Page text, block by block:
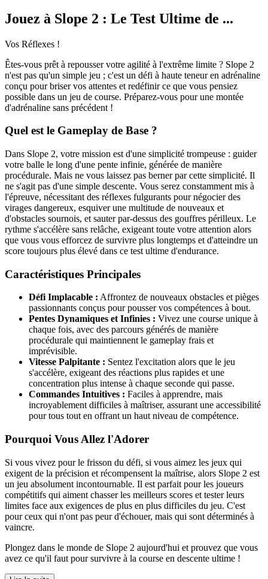
Jouez à Slope 2 : Le Test Ultime de ...
Vos Réflexes !
Êtes-vous prêt à repousser votre agilité à l'extrême limite ? Slope 2
n'est pas qu'un simple jeu ; c'est un défi à haute teneur en adrénaline
conçu pour briser vos attentes et redéfinir ce que vous pensiez
possible dans un jeu de course. Préparez-vous pour une montée
d'adrénaline sans précédent !
Quel est le Gameplay de Base ?
Dans Slope 2, votre mission est d'une simplicité trompeuse : guider
votre balle le long d'une pente infinie, générée de manière
procédurale. Mais ne vous laissez pas berner par cette simplicité. Il
ne s'agit pas d'une simple descente. Vous serez constamment mis à
l'épreuve, nécessitant des réflexes fulgurants pour négocier des
virages dangereux, esquiver une multitude de nouveaux et
d'obstacles sournois, et sauter par-dessus des gouffres périlleux. Le
rythme s'accélère sans relâche, exigeant toute votre attention alors
que vous vous efforcez de survivre plus longtemps et d'atteindre un
score toujours plus élevé dans ce test ultime d'endurance.
Caractéristiques Principales
Défi Implacable : Affrontez de nouveaux obstacles et pièges
passionnants conçus pour pousser vos compétences à bout.
Pentes Dynamiques et Infinies : Vivez une course unique à
chaque fois, avec des parcours générés de manière
procédurale qui maintiennent le gameplay frais et
imprévisible.
Vitesse Palpitante : Sentez l'excitation alors que le jeu
s'accélère, exigeant des réactions plus rapides et une
concentration plus intense à chaque seconde qui passe.
Commandes Intuitives : Faciles à apprendre, mais
incroyablement difficiles à maîtriser, assurant une accessibilité
pour tous tout en offrant un haut niveau de compétence.
Pourquoi Vous Allez l'Adorer
Si vous vivez pour le frisson du défi, si vous aimez les jeux qui
exigent de la précision et récompensent la maîtrise, alors Slope 2 est
un jeu absolument incontournable. Il est parfait pour les joueurs
compétitifs qui aiment chasser les meilleurs scores et tester leurs
limites face aux exigences de plus en plus difficiles du jeu. C'est
pour ceux qui n'ont pas peur d'échouer, mais qui sont déterminés à
vaincre.
Plongez dans le monde de Slope 2 aujourd'hui et prouvez que vous
avez ce qu'il faut pour survivre à la course en descente ultime !